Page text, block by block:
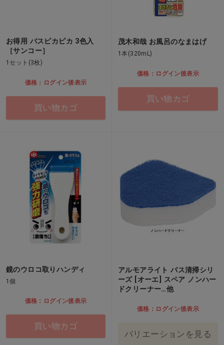
お得用 バスピカピカ 3色入
［サンコー］
1セット(3枚)
価格：ログイン後表示
買い物カゴ
茂木和哉 お風呂のなまはげ
1本(320mL)
価格：ログイン後表示
買い物カゴ
鏡のウロコ取りハンディ
1個
価格：ログイン後表示
買い物カゴ
アルモアライト バス清掃シリ
ーズ [オーエ] スペア ノンハー
ドクリーナー…他
価格：ログイン後表示
バリエーションを見る